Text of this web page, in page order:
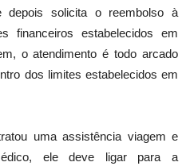
depois solicita o reembolso à
financeiros estabelecidos em
o atendimento é todo arcado
dos limites estabelecidos em
uma assistência viagem e
ele deve ligar para a